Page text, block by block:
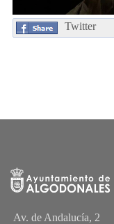
Twitter
Av. de Andalucía, 2